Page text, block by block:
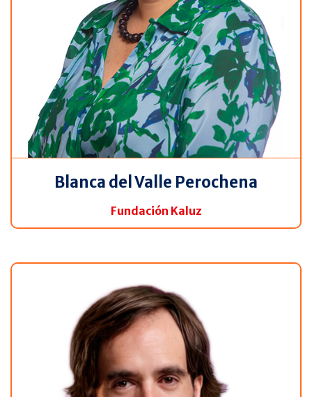
Blanca del Valle Perochena
Fundación Kaluz